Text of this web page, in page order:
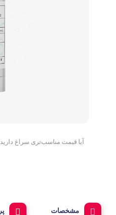
آیا قیمت مناسب‌تری سراغ
مشخصات